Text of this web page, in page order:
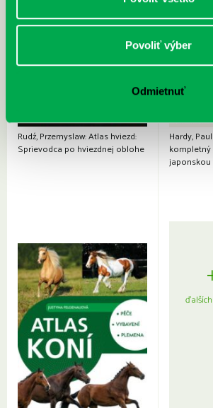
Povoliť výber
Odmietnuť
Rudź, Przemyslaw: Atlas hviezd:
Sprievodca po hviezdnej oblohe
Hardy,